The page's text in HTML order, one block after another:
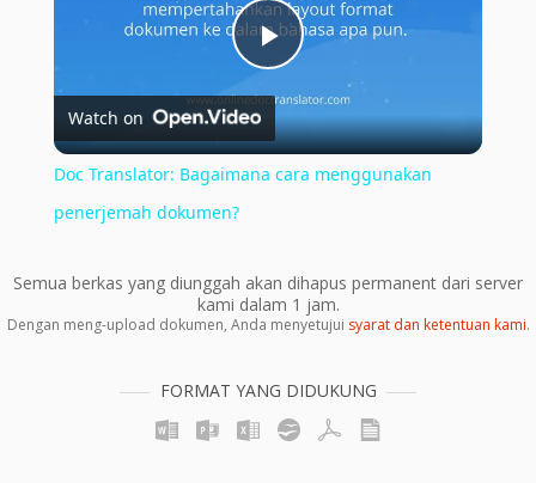
Play
Video
Watch on
Doc Translator: Bagaimana cara menggunakan
penerjemah dokumen?
Semua berkas yang diunggah akan dihapus permanent dari server
kami dalam 1 jam.
Dengan meng-upload dokumen, Anda menyetujui syarat dan ketentuan kami.
FORMAT YANG DIDUKUNG